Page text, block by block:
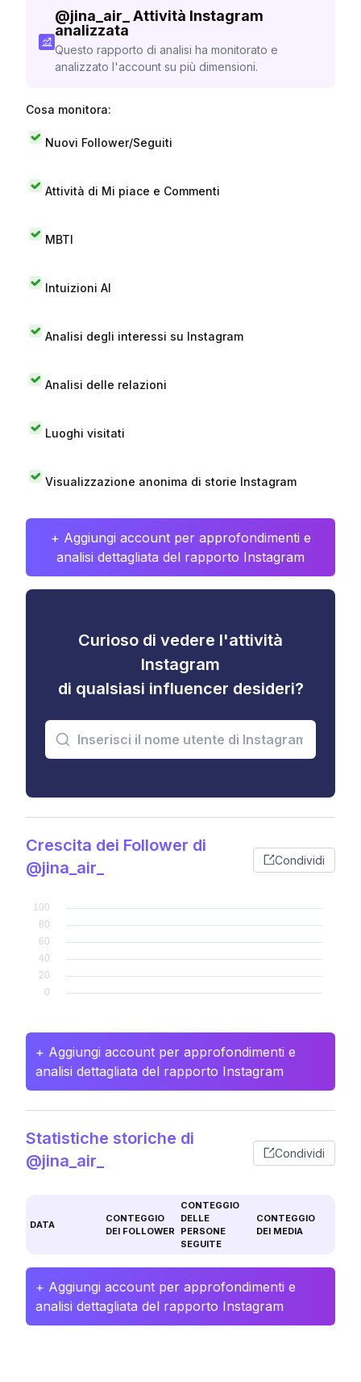
@jina_air_
Attività Instagram
analizzata
Questo rapporto di analisi ha monitorato e
analizzato l'account su più dimensioni.
Cosa monitora:
Nuovi Follower/Seguiti
Attività di Mi piace e Commenti
MBTI
Intuizioni AI
Analisi degli interessi su Instagram
Analisi delle relazioni
Luoghi visitati
Visualizzazione anonima di storie Instagram
+ Aggiungi account per approfondimenti e
analisi dettagliata del rapporto Instagram
Curioso di vedere l'attività
Instagram
di qualsiasi influencer desideri?
Crescita dei Follower di
@jina_air_
Condividi
+ Aggiungi account per approfondimenti e
analisi dettagliata del rapporto Instagram
Statistiche storiche di
@jina_air_
Condividi
DATA
CONTEGGIO
DEI FOLLOWER
CONTEGGIO
DELLE
PERSONE
SEGUITE
CONTEGGIO
DEI MEDIA
+ Aggiungi account per approfondimenti e
analisi dettagliata del rapporto Instagram